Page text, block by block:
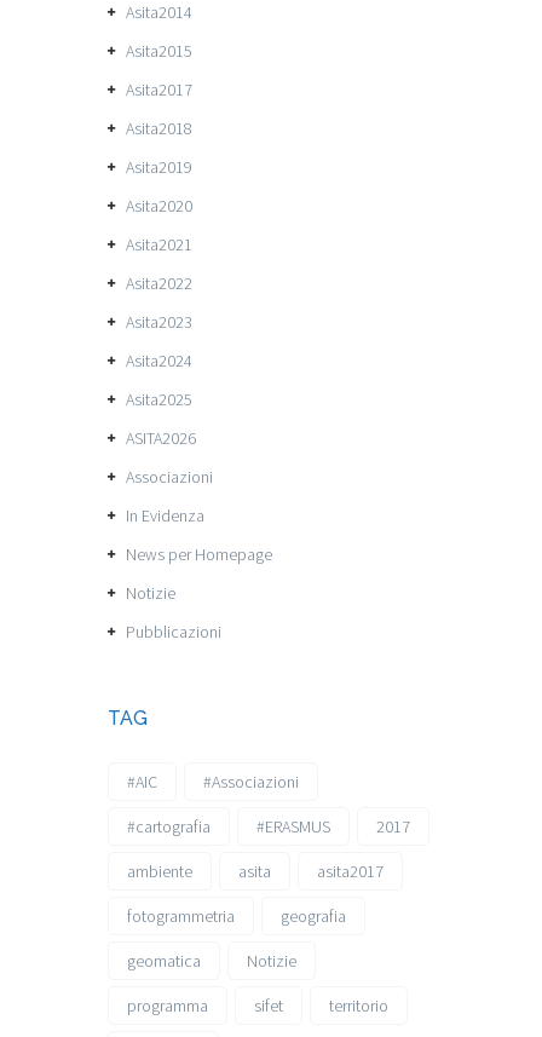
Asita2014
Asita2015
Asita2017
Asita2018
Asita2019
Asita2020
Asita2021
Asita2022
Asita2023
Asita2024
Asita2025
ASITA2026
Associazioni
In Evidenza
News per Homepage
Notizie
Pubblicazioni
TAG
#AIC #Associazioni
#cartografia #ERASMUS 2017
ambiente asita asita2017
fotogrammetria geografia
geomatica Notizie
programma sifet territorio